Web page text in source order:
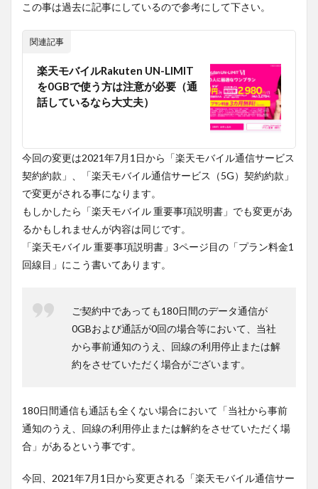
この事は過去に記事にしているので参考にして下さい。
関連記事
楽天モバイルRakuten UN-LIMIT
を0GBで使う方は注意が必要（通
話しているなら大丈夫）
今回の変更は2021年7月1日から「楽天モバイル通信サービス
契約約款」、「楽天モバイル通信サービス（5G）契約約款」
で変更がされる事になります。
もしかしたら「楽天モバイル 重要事項説明書」でも変更があ
るかもしれませんが内容は同じです。
「楽天モバイル 重要事項説明書」3ページ目の「プラン料金1
回線目」にこう書いてあります。
ご契約中であっても180日間のデータ通信が
0GBおよび通話が0回の場合等において、当社
から事前通知のうえ、回線の利用停止または解
約をさせていただく場合がございます。
180日間通信も通話も全くない場合において「当社から事前
通知のうえ、回線の利用停止または解約をさせていただく場
合」があるという事です。
今回、2021年7月1日から変更される「楽天モバイル通信サー